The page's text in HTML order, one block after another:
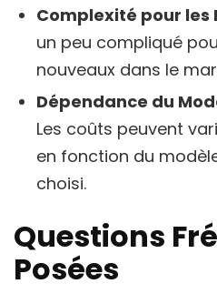
Complexité pour les
un peu compliqué
nouveaux dans le
Dépendance du
Les coûts peuvent
en fonction du
choisi.
Questions
Posées